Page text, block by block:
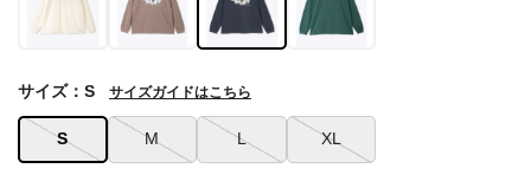
S M L XL
サイズ：S サイズガイドはこちら